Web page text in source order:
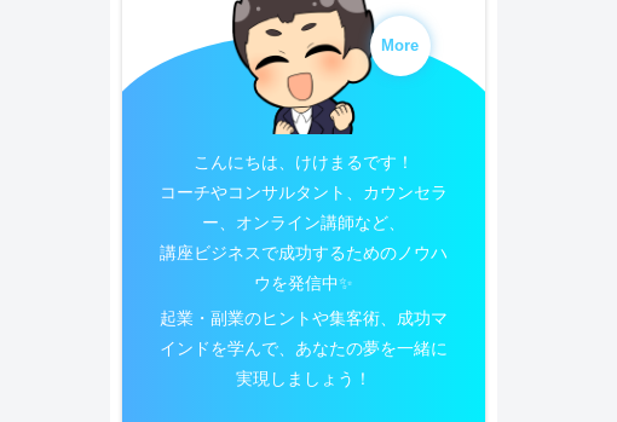
More
こんにちは、けけまるです！
コーチやコンサルタント、カウンセラ
ー、オンライン講師など、
講座ビジネスで成功するためのノウハ
ウを発信中✨
起業・副業のヒントや集客術、成功マ
インドを学んで、あなたの夢を一緒に
実現しましょう！